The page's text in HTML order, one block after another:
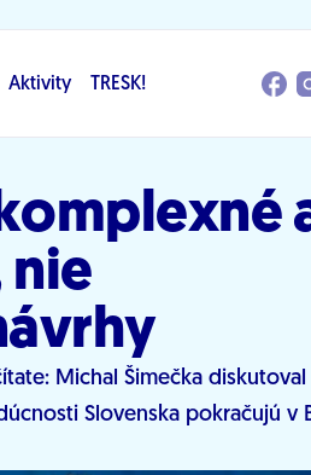
Aktivity TRESK!
nie
Michal Šimečka
Slovenska pokračujú v